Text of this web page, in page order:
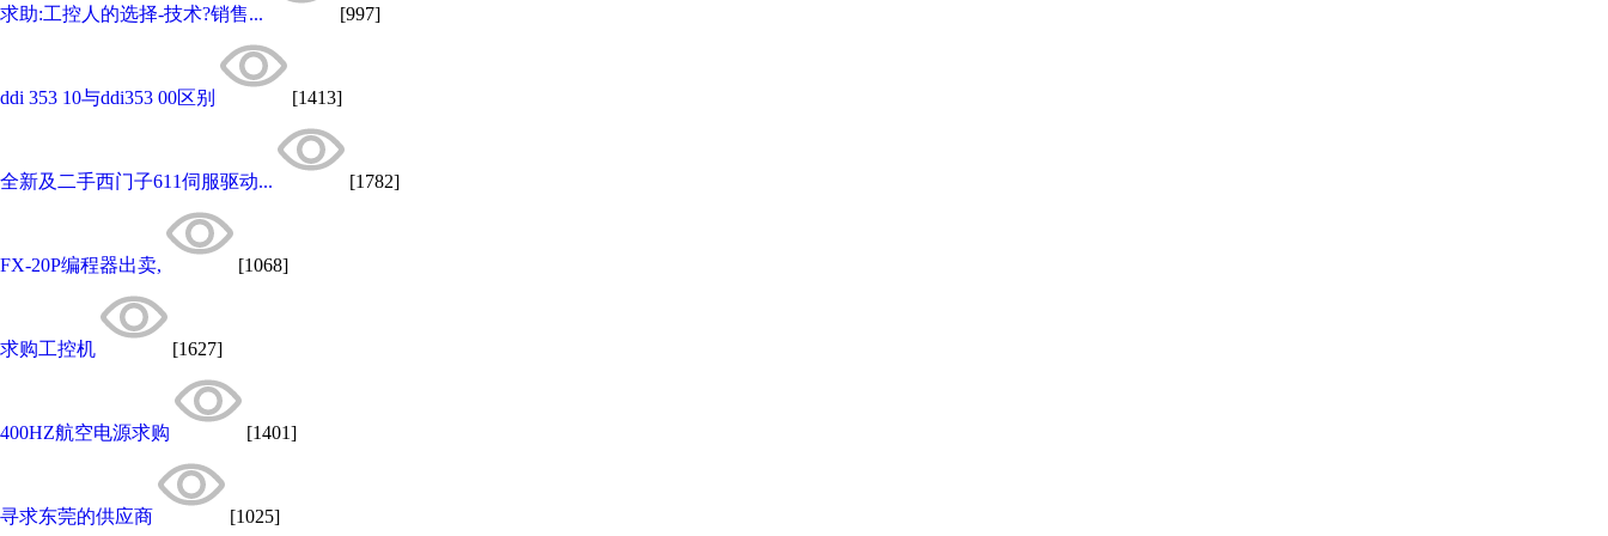
求助:工控人的选择-技术?销售... [997]
ddi 353 10与ddi353 00区别 [1413]
全新及二手西门子611伺服驱动... [1782]
FX-20P编程器出卖, [1068]
求购工控机 [1627]
400HZ航空电源求购 [1401]
寻求东莞的供应商 [1025]